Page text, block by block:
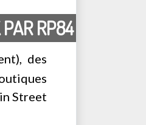
RP84
des
Street